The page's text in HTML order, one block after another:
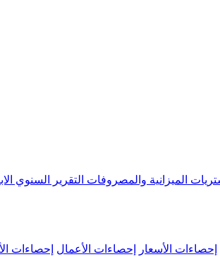
الميزانية والمصروفات التقرير السنوي
إحصاءات الأسعار إحصاءات الأعمال إحصاءات